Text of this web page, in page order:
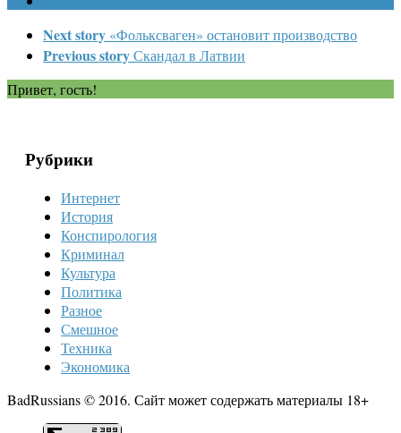
Next story «Фольксваген» остановит производство
Previous storyСкандал в Латвии
Привет, гость!
Рубрики
Интернет
История
Конспирология
Криминал
Культура
Политика
Разное
Смешное
Техника
Экономика
BadRussians © 2016. Сайт может содержать материалы 18+